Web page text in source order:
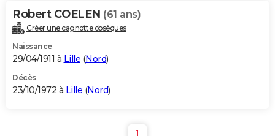
Robert COELEN (61 ans)
Créer une cagnotte obsèques
Naissance
29/04/1911 à Lille (Nord)
Décès
23/10/1972 à Lille (Nord)
1